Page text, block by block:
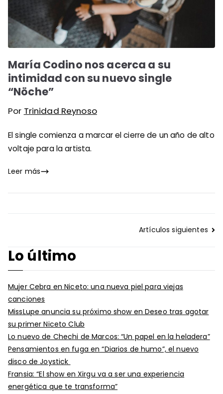
María Codino nos acerca a su
intimidad con su nuevo single
“Nöche”
Por Trinidad Reynoso
El single comienza a marcar el cierre de un año de alto
voltaje para la artista.
Leer más
entradas
Artículos siguientes
Lo último
Mujer Cebra en Niceto: una nueva piel para viejas
canciones
MissLupe anuncia su próximo show en Deseo tras agotar
su primer Niceto Club
Lo nuevo de Chechi de Marcos: “Un papel en la heladera”
Pensamientos en fuga en “Diarios de humo”, el nuevo
disco de Joystick
Fransia: “El show en Xirgu va a ser una experiencia
energética que te transforma”